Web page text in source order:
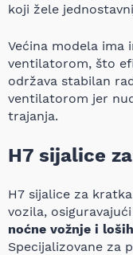
koji žele
Većina modela ima
ventilatorom, što
održava stabilan
ventilatorom jer
trajanja.
H7 sijalice
H7 sijalice za
vozila, osiguravajući
noćne vožnje i
Specijalizovane za